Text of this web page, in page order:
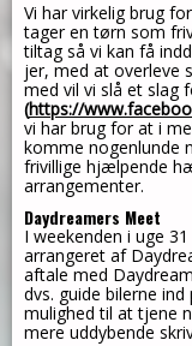
Vi har virkelig brug
tager en tørn som
tiltag så vi kan få
jer, med at overleve
med vil vi slå et slag
(https://
vi har brug for at i
komme nogenlunde
frivillige hjælpende
arrangementer.
Daydreamers Meet
I weekenden i uge
arrangeret af
aftale med
dvs. guide bilerne
mulighed til at tjene
mere uddybende